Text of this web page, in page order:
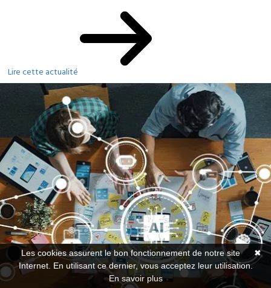
Lire cette actualité
✖
Les cookies assurent le bon fonctionnement de notre site
Internet. En utilisant ce dernier, vous acceptez leur utilisation.
En savoir plus